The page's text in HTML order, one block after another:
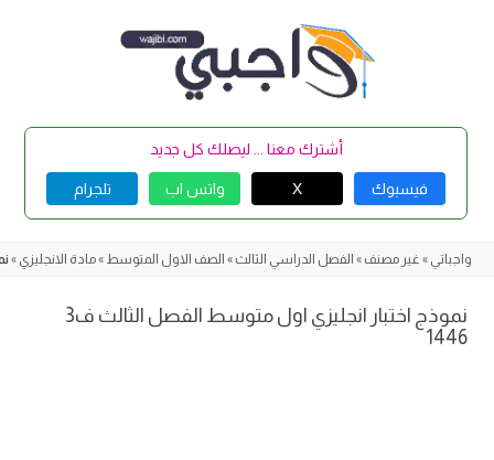
أشترك معنا ... ليصلك كل جديد
فيسبوك X واتس اب تلجرام
واجباتي » غير مصنف » الفصل الدراسي الثالث » الصف الاول المتوسط »مادة الانجليزي »
نموذج اختبار انجليزي اول متوسط الفصل الثالث ف3
1446